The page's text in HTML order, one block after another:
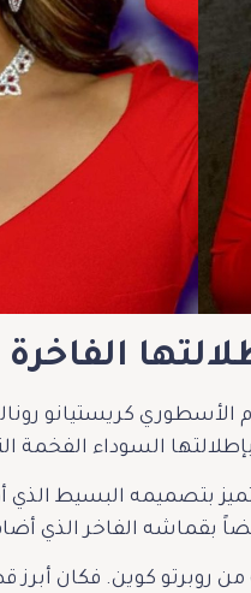
الأسطوري كريستيانو
السوداء الفخمة
تميز بتصميمه البسيط
بقماشه الفاخر الذي
روبرتو كوين. فكان